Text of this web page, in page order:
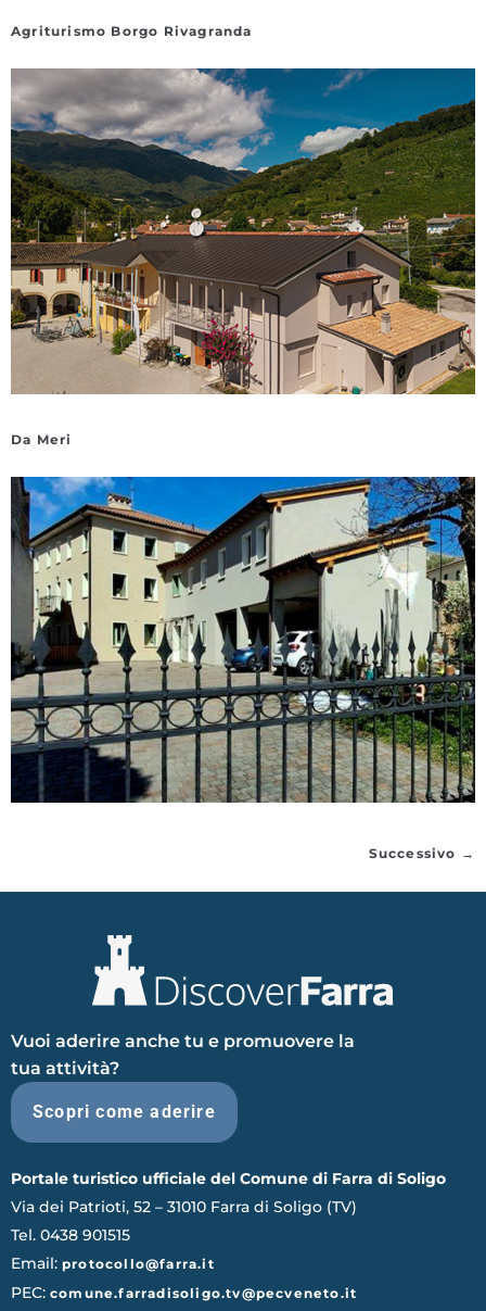
Agriturismo Borgo Rivagranda
Da Meri
Successivo →
Vuoi aderire anche tu e promuovere la
tua attività?
Scopri come aderire
Portale turistico ufficiale del Comune di Farra di Soligo
Via dei Patrioti, 52 – 31010 Farra di Soligo (TV)
Tel. 0438 901515
Email: protocollo@farra.it
PEC: comune.farradisoligo.tv@pecveneto.it